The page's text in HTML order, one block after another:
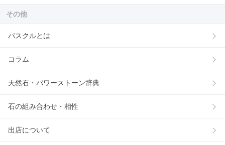
その他
パスクルとは
コラム
天然石・パワーストーン辞典
石の組み合わせ・相性
出店について